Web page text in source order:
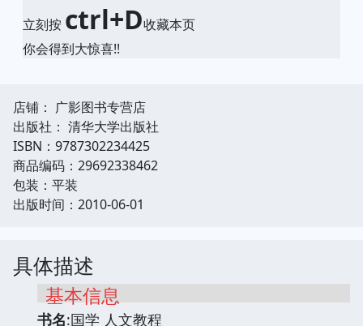
立刻按 ctrl+D收藏本页
你会得到大惊喜!!
店铺： 广影图书专营店
出版社： 清华大学出版社
ISBN：9787302234425
商品编码：29692338462
包装：平装
出版时间：2010-06-01
具体描述
基本信息
书名:国学 人文教程